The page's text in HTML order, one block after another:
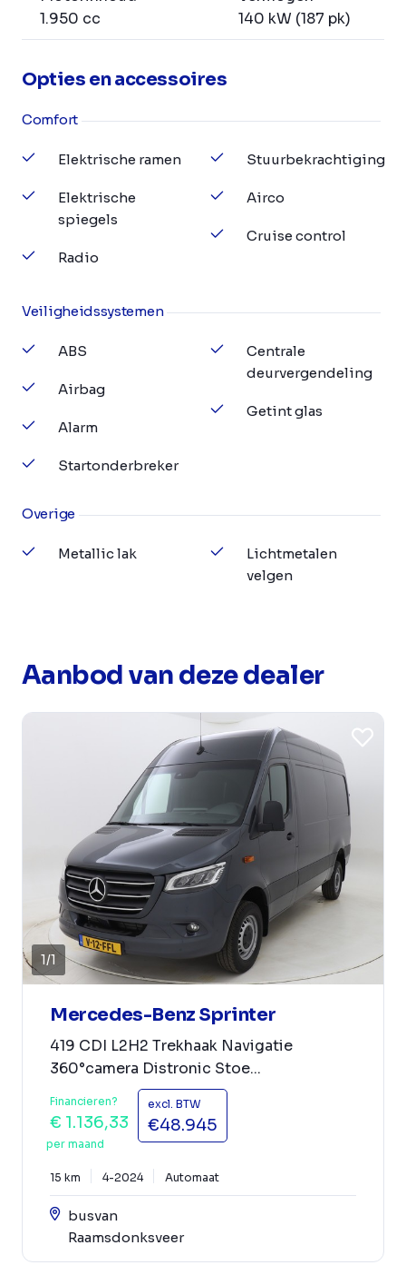
1.950 cc
140 kW (187 pk)
Opties en accessoires
Comfort
Elektrische ramen
Elektrische
spiegels
Radio
Stuurbekrachtiging
Airco
Cruise control
Veiligheidssystemen
ABS
Airbag
Alarm
Startonderbreker
Centrale
deurvergendeling
Getint glas
Overige
Metallic lak
Lichtmetalen
velgen
Aanbod van deze dealer
1/1
Mercedes-Benz Sprinter
419 CDI L2H2 Trekhaak Navigatie
360°camera Distronic Stoe...
Financieren?
€ 1.136,33
per maand
excl. BTW
€48.945
15 km 4-2024 Automaat
busvan
Raamsdonksveer